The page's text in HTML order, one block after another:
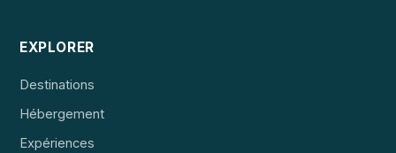
EXPLORER
Destinations
Hébergement
Expériences